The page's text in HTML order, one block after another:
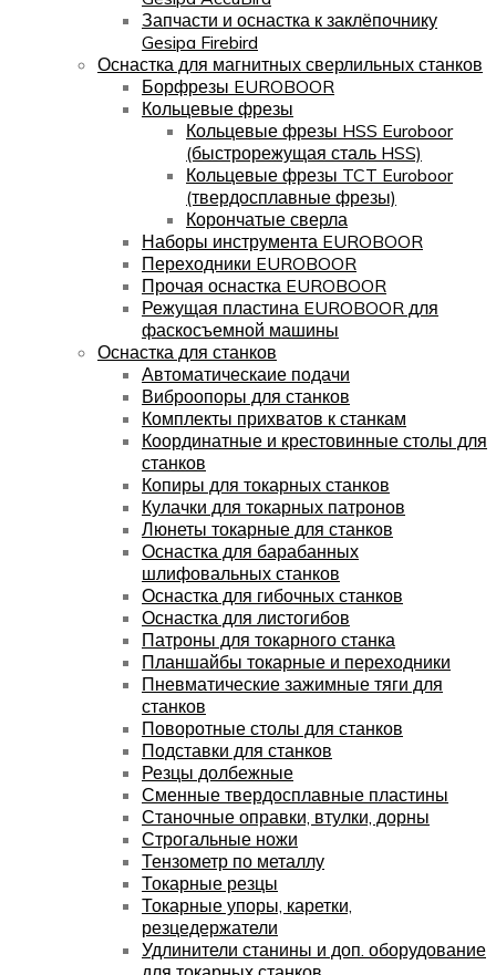
Запчасти и оснастка к заклёпочнику
Gesipa Firebird
Оснастка для магнитных сверлильных станков
Борфрезы EUROBOOR
Кольцевые фрезы
Кольцевые фрезы HSS Euroboor
(быстрорежущая сталь HSS)
Кольцевые фрезы TCT Euroboor
(твердосплавные фрезы)
Корончатые сверла
Наборы инструмента EUROBOOR
Переходники EUROBOOR
Прочая оснастка EUROBOOR
Режущая пластина EUROBOOR для
фаскосъемной машины
Оснастка для станков
Автоматическаие подачи
Виброопоры для станков
Комплекты прихватов к станкам
Координатные и крестовинные столы для
станков
Копиры для токарных станков
Кулачки для токарных патронов
Люнеты токарные для станков
Оснастка для барабанных
шлифовальных станков
Оснастка для гибочных станков
Оснастка для листогибов
Патроны для токарного станка
Планшайбы токарные и переходники
Пневматические зажимные тяги для
станков
Поворотные столы для станков
Подставки для станков
Резцы долбежные
Сменные твердосплавные пластины
Станочные оправки, втулки, дорны
Строгальные ножи
Тензометр по металлу
Токарные резцы
Токарные упоры, каретки,
резцедержатели
Удлинители станины и доп. оборудование